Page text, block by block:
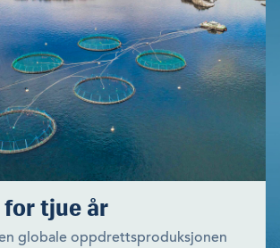
for tjue år
globale oppdrettsproduksjonen